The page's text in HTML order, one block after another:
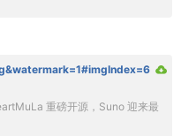
重磅开源，Suno 迎来最